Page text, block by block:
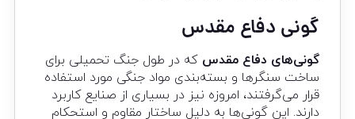
گونی دفاع مقدس
گونی‌های دفاع مقدس که در طول جنگ تحمیلی برای
ساخت سنگرها و بسته‌بندی مواد جنگی مورد استفاده
قرار می‌گرفتند، امروزه نیز در بسیاری از صنایع کاربرد
دارند. این گونی‌ها به دلیل ساختار مقاوم و استحکام